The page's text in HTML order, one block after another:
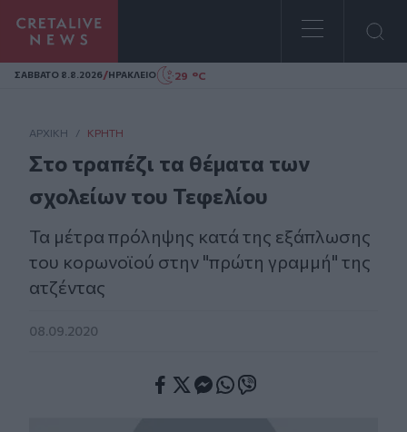
Homepage
ΣAΒΒΑΤΟ 8.8.2026/ΗΡΑΚΛΕΙΟ 29 °C
ΑΡΧΙΚΗ / ΚΡΉΤΗ
Στο τραπέζι τα θέματα των
σχολείων του Τεφελίου
Τα μέτρα πρόληψης κατά της εξάπλωσης
του κορωνοϊού στην "πρώτη γραμμή" της
ατζέντας
08.09.2020